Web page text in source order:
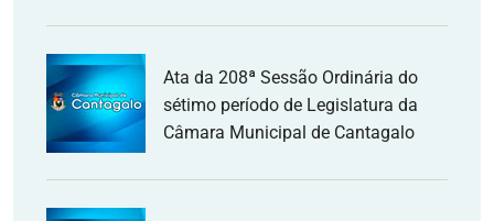
Ata da 208ª Sessão Ordinária do
sétimo período de Legislatura da
Câmara Municipal de Cantagalo